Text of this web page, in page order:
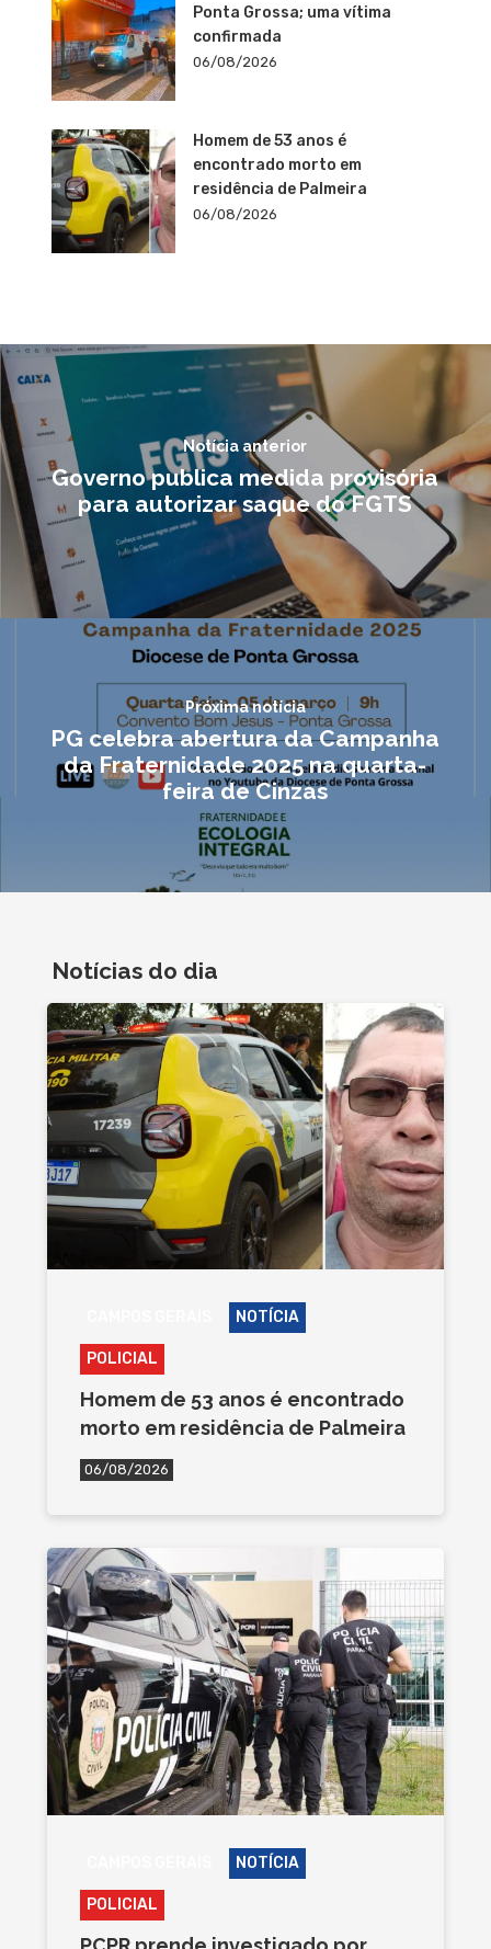
Ponta Grossa; uma vítima
confirmada
06/08/2026
Homem de 53 anos é
encontrado morto em
residência de Palmeira
06/08/2026
Notícia anterior
Governo publica medida provisória
para autorizar saque do FGTS
Próxima notícia
PG celebra abertura da Campanha
da Fraternidade 2025 na quarta-
feira de Cinzas
Notícias do dia
NOTÍCIA
POLICIAL
Homem de 53 anos é encontrado
morto em residência de Palmeira
06/08/2026
NOTÍCIA
POLICIAL